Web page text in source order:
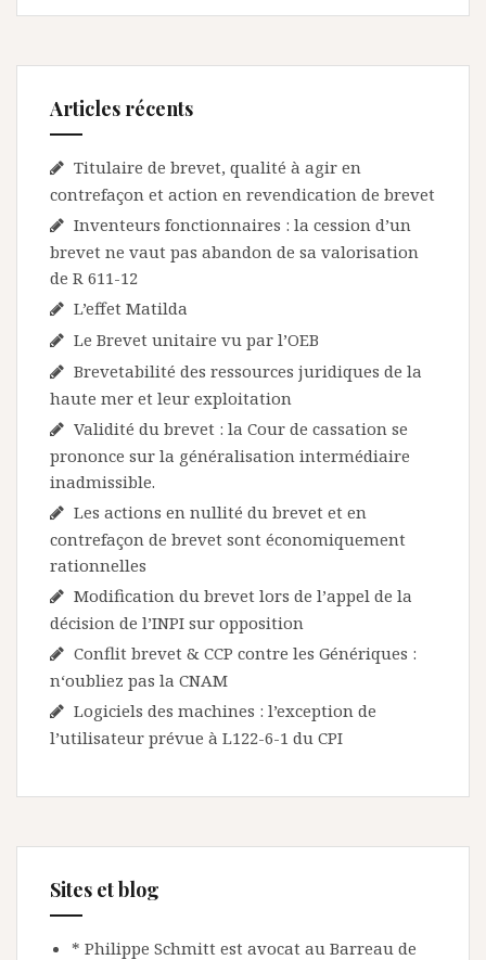
Articles récents
Titulaire de brevet, qualité à agir en
contrefaçon et action en revendication de brevet
Inventeurs fonctionnaires : la cession d’un
brevet ne vaut pas abandon de sa valorisation
de R 611-12
L’effet Matilda
Le Brevet unitaire vu par l’OEB
Brevetabilité des ressources juridiques de la
haute mer et leur exploitation
Validité du brevet : la Cour de cassation se
prononce sur la généralisation intermédiaire
inadmissible.
Les actions en nullité du brevet et en
contrefaçon de brevet sont économiquement
rationnelles
Modification du brevet lors de l’appel de la
décision de l’INPI sur opposition
Conflit brevet & CCP contre les Génériques :
n‘oubliez pas la CNAM
Logiciels des machines : l’exception de
l’utilisateur prévue à L122-6-1 du CPI
Sites et blog
* Philippe Schmitt est avocat au Barreau de